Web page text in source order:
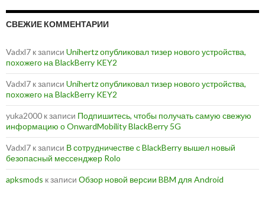
СВЕЖИЕ КОММЕНТАРИИ
Vadxl7 к записи Unihertz опубликовал тизер нового устройства,
похожего на BlackBerry KEY2
Vadxl7 к записи Unihertz опубликовал тизер нового устройства,
похожего на BlackBerry KEY2
yuka2000 к записи Подпишитесь, чтобы получать самую свежую
информацию о OnwardMobility BlackBerry 5G
Vadxl7 к записи В сотрудничестве с BlackBerry вышел новый
безопасный мессенджер Rolo
apksmods к записи Обзор новой версии BBM для Android